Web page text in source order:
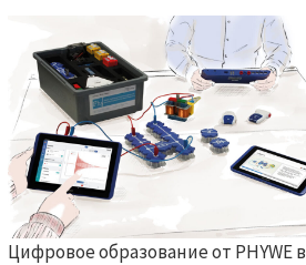
Цифровое образование от PHYWE в